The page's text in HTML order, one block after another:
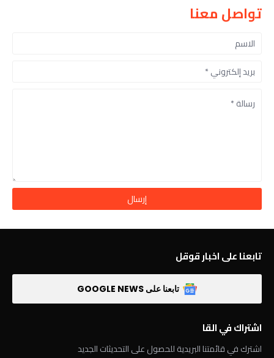
تواصل معنا
تابعنا على اخبار قوقل
تابعنا على GOOGLE NEWS
اشتراك في القا
اشترك في قائمتنا البريدية للحصول على التحديثات الجديد